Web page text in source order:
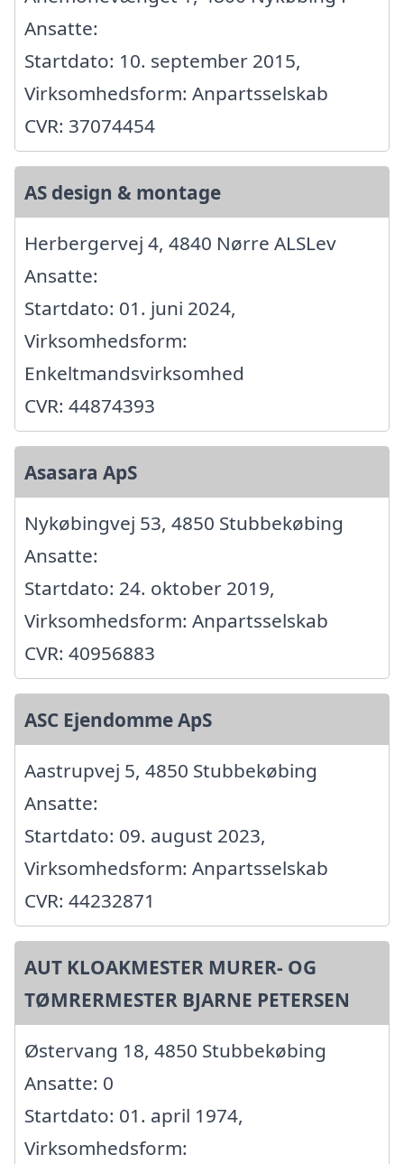
Ansatte:
Startdato: 10. september 2015,
Virksomhedsform: Anpartsselskab
CVR: 37074454
AS design & montage
Herbergervej 4, 4840 Nørre ALSLev
Ansatte:
Startdato: 01. juni 2024,
Virksomhedsform:
Enkeltmandsvirksomhed
CVR: 44874393
Asasara ApS
Nykøbingvej 53, 4850 Stubbekøbing
Ansatte:
Startdato: 24. oktober 2019,
Virksomhedsform: Anpartsselskab
CVR: 40956883
ASC Ejendomme ApS
Aastrupvej 5, 4850 Stubbekøbing
Ansatte:
Startdato: 09. august 2023,
Virksomhedsform: Anpartsselskab
CVR: 44232871
AUT KLOAKMESTER MURER- OG
TØMRERMESTER BJARNE PETERSEN
Østervang 18, 4850 Stubbekøbing
Ansatte: 0
Startdato: 01. april 1974,
Virksomhedsform: